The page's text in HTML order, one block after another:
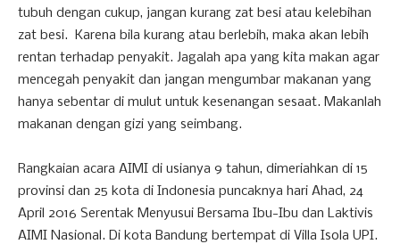
tubuh dengan cukup, jangan kurang zat besi atau kelebihan
zat besi. Karena bila kurang atau berlebih, maka akan lebih
rentan terhadap penyakit. Jagalah apa yang kita makan agar
mencegah penyakit dan jangan mengumbar makanan yang
hanya sebentar di mulut untuk kesenangan sesaat. Makanlah
makanan dengan gizi yang seimbang.
Rangkaian acara AIMI di usianya 9 tahun, dimeriahkan di 15
provinsi dan 25 kota di Indonesia puncaknya hari Ahad, 24
April 2016 Serentak Menyusui Bersama Ibu-Ibu dan Laktivis
AIMI Nasional. Di kota Bandung bertempat di Villa Isola UPI.